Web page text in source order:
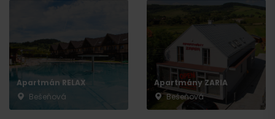
Apartmán RELAX
Bešeňová
Apartmány ZARIA
Bešeňová